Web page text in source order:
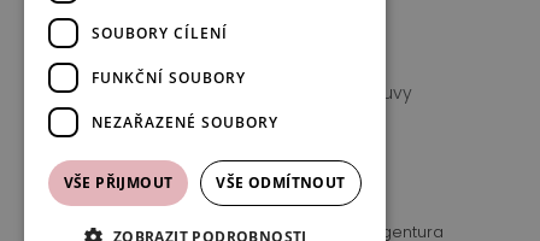
Ošetření a údržba kabelky
Často kladené otázky + slevové kódy
Vrácení zboží a odstoupení od smlouvy
COCCINELLE / PIGNUS /| Vytvořila digitální agentura
SOUBORY CÍLENÍ
FUNKČNÍ SOUBORY
NEZAŘAZENÉ SOUBORY
VŠE PŘIJMOUT VŠE ODMÍTNOUT
ZOBRAZIT PODROBNOSTI